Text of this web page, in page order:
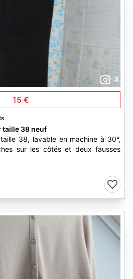
3
15 €
taille 38 neuf
38, lavable en machine à 30°,
sur les côtés et deux fausses